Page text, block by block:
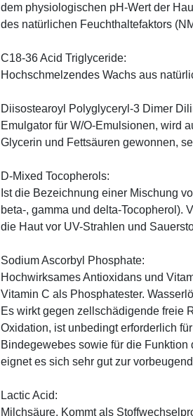
dem physiologischen pH-Wert der
des natürlichen Feuchthaltefaktors
C18-36 Acid Triglyceride:
Hochschmelzendes Wachs aus
Diisostearoyl Polyglyceryl-3 Dimer
Emulgator für W/O-Emulsionen, wird
Glycerin und Fettsäuren gewonnen,
D-Mixed Tocopherols:
Ist die Bezeichnung einer Mischung
beta-, gamma und delta-Tocopherol).
die Haut vor UV-Strahlen und
Sodium Ascorbyl Phosphate:
Hochwirksames Antioxidans und
Vitamin C als Phosphatester.
Es wirkt gegen zellschädigende freie
Oxidation, ist unbedingt erforderlich
Bindegewebes sowie für die Funktion
eignet es sich sehr gut zur
Lactic Acid:
Milchsäure. Kommt als